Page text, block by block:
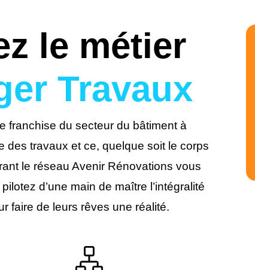
le métier
Travaux
franchise du secteur du bâtiment à
des travaux et ce, quelque soit le corps
le réseau Avenir Rénovations vous
d’une main de maître l’intégralité
faire de leurs rêves une réalité.